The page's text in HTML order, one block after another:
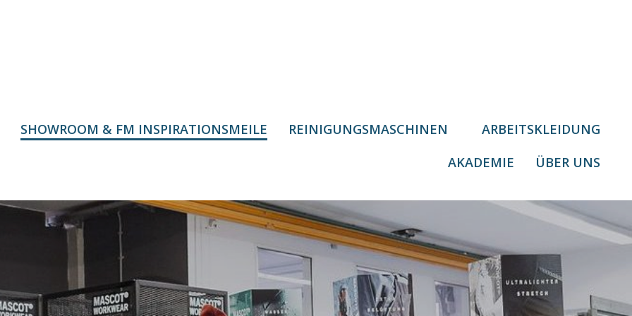
SHOWROOM & FM INSPIRATIONSMEILE REINIGUNGSMASCHINEN
ARBEITSKLEIDUNG
AKADEMIE
ÜBER UNS